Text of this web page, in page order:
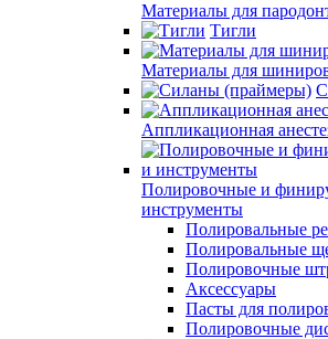
Материалы для
Тигли
Материалы для
Аппликационная
Полировочные и
инструменты
Полировальные
Полировальные
Полировочные
Аксессуары
Пасты для
Полировочные